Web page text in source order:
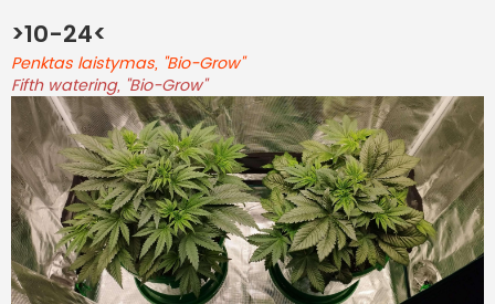
>10-24<
Penktas laistymas, "Bio-Grow"
Fifth watering, "Bio-Grow"